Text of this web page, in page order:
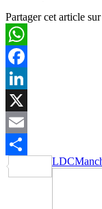
Partager cet article sur
WhatsApp
Facebook
LinkedIn
X
Email
Partager
LDC